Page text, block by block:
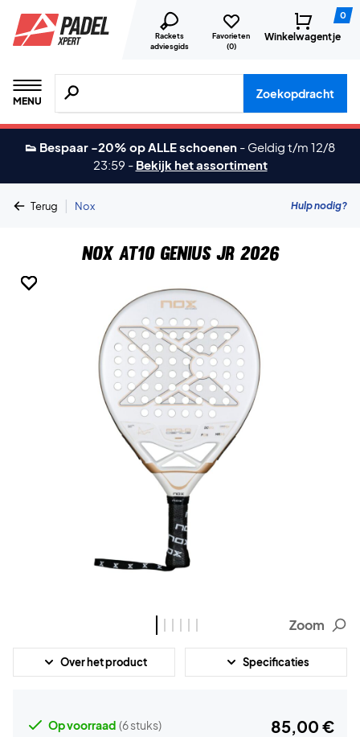
Rackets
adviesgids
Favorieten
(0)
0
Winkelwagentje
MENU
Zoeken naar producten, merken etc.
Zoekopdracht
👟 Bespaar -20% op ALLE schoenen - Geldig t/m 12/8
23:59 - Bekijk het assortiment
Terug | Nox Hulp nodig?
Nox AT10 Genius Jr 2026
Zoom
Over het product Specificaties
Op voorraad (6 stuks) 85,00 €